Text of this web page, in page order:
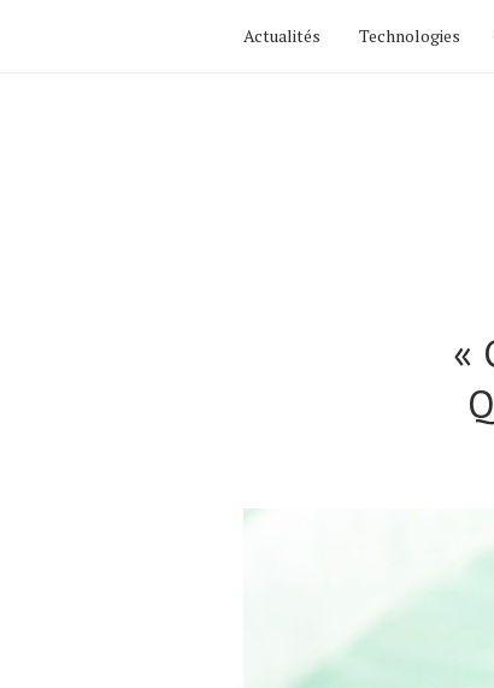
Actualités Technologies
«